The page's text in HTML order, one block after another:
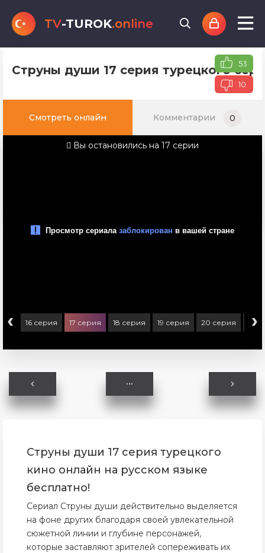
TV-TUROK.online
Струны души 17 серия турецкого 53
10
Смотреть онлайн Комментарии 0
Вы остановились на 17 серии
‹ 16 серия 17 серия 18 серия 19 серия 20 серия 21
›
Струны души 17 серия турецкого
кино онлайн на русском языке
бесплатно!
Сериал Струны души действительно выделяется
на фоне других благодаря своей увлекательной
сюжетной линии и глубине персонажей,
которые заставляют зрителей сопереживать их